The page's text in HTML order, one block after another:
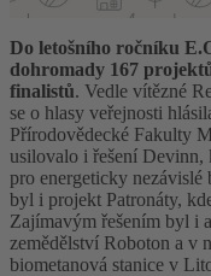
Do letošního ročníku
dohromady 167
finalistů. Vedle vítězné
se o hlasy veřejnosti
Přírodovědecké Fakulty
usilovalo i řešení Devinn,
pro energeticky
byl i projekt Patronáty,
Zajímavým řešením byl i
zemědělství Roboton a v
biometanová stanice v